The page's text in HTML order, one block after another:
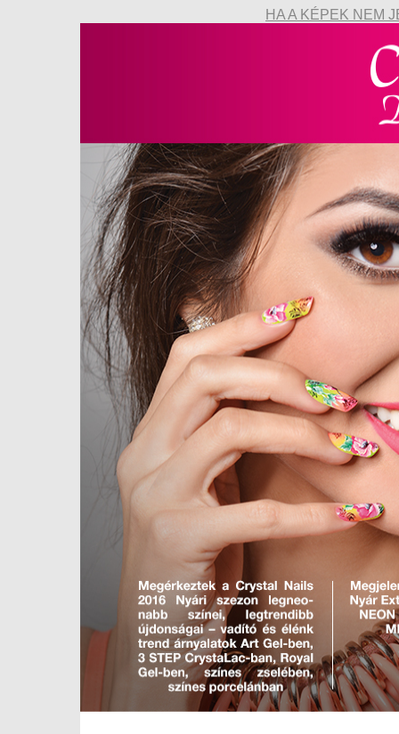
HA A KÉPEK NEM